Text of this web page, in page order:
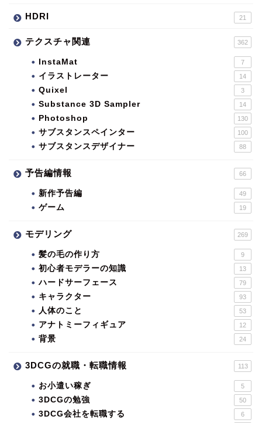
HDRI 21
テクスチャ関連 362
InstaMat 7
イラストレーター 14
Quixel 3
Substance 3D Sampler 14
Photoshop 130
サブスタンスペインター 100
サブスタンスデザイナー 88
予告編情報 66
新作予告編 49
ゲーム 19
モデリング 269
髪の毛の作り方 9
初心者モデラーの知識 13
ハードサーフェース 79
キャラクター 93
人体のこと 53
アナトミーフィギュア 12
背景 24
3DCGの就職・転職情報 113
お小遣い稼ぎ 5
3DCGの勉強 50
3DCG会社を転職する 6